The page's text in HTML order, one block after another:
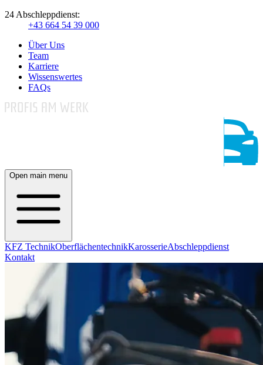
24 Abschleppdienst:
+43 664 54 39 000
Über Uns
Team
Karriere
Wissenswertes
FAQs
Open main menu
KFZ TechnikOberflächentechnikKarosserieAbschleppdienst
Kontakt